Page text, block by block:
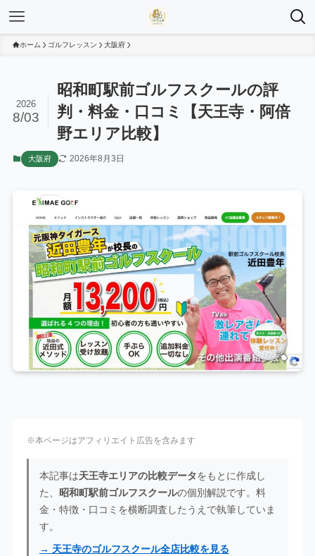
ホーム ゴルフレッスン 大阪府
昭和町駅前ゴルフスクールの評
判・料金・口コミ【天王寺・阿倍
野エリア比較】
2026
8/03
大阪府 2026年8月3日
※本ページはアフィリエイト広告を含みます
本記事は天王寺エリアの比較データをもとに作成し
た、 昭和町駅前ゴルフスクールの個別解説です。料
金・特徴・口コミを横断調査したうえで執筆していま
す。
→ 天王寺のゴルフスクール全店比較を見る